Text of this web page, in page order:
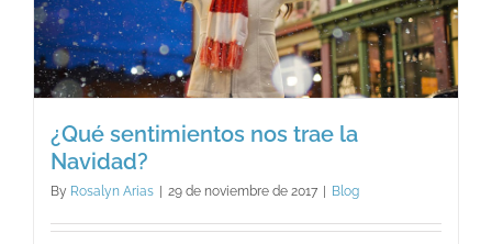
¿Qué sentimientos nos trae la
Navidad?
By Rosalyn Arias | 29 de noviembre de 2017 | Blog